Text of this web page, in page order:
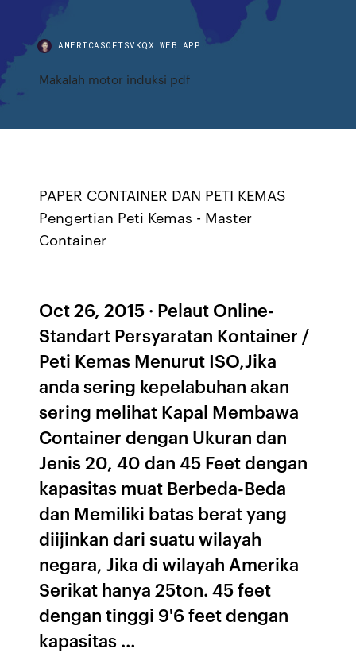
AMERICASOFTSVKQX.WEB.APP
Makalah motor induksi pdf
PAPER CONTAINER DAN PETI KEMAS
Pengertian Peti Kemas - Master
Container
Oct 26, 2015 · Pelaut Online-
Standart Persyaratan Kontainer /
Peti Kemas Menurut ISO,Jika
anda sering kepelabuhan akan
sering melihat Kapal Membawa
Container dengan Ukuran dan
Jenis 20, 40 dan 45 Feet dengan
kapasitas muat Berbeda-Beda
dan Memiliki batas berat yang
diijinkan dari suatu wilayah
negara, Jika di wilayah Amerika
Serikat hanya 25ton. 45 feet
dengan tinggi 9'6 feet dengan
kapasitas …